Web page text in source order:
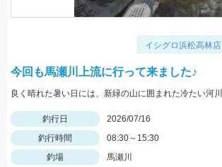
イシグロ浜松高林店
今回も馬瀬川上流に行って来ました♪
釣行日
2026/07/16
釣行時間
08:30～15:30
釣場
馬瀬川